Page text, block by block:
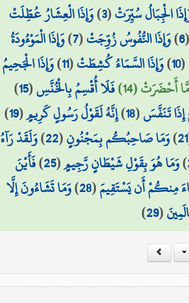
الْجِبَالُ سُيِّرَتْ(
3
)وَإِذَا الْعِشَارُ عُطِّلَتْ
6
)وَإِذَا النُّفُوسُ زُوِّجَتْ(
7
)وَإِذَا الْمَوْءُودَةُ
(
10
)وَإِذَا السَّمَاءُ كُشِطَتْ(
11
)وَإِذَا الْجَحِيمُ
(14)
فَلَا أُقْسِمُ بِالْخُنَّسِ(
15
)
تَنَفَّسَ(
18
)إِنَّهُ لَقَوْلُ رَسُولٍ كَرِيمٍ(
19
)
21
)وَمَا صَاحِبُكُم بِمَجْنُونٍ(
22
)وَلَقَدْ رَآهُ
)وَمَا هُوَ بِقَوْلِ شَيْطَانٍ رَّجِيمٍ(
25
)فَأَيْنَ
مِنكُمْ أَن يَسْتَقِيمَ(
28
)وَمَا تَشَاءُونَ إِلَّا
(
29
)